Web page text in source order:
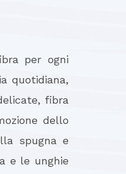
per ogni
quotidiana,
fibra
dello
spugna e
e le unghie